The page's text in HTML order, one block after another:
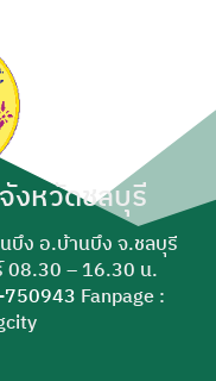
งหวัดชลบุรี
บึง อ.บ้านบึง จ.ชลบุรี
08.30 – 16.30 น.
Fanpage :